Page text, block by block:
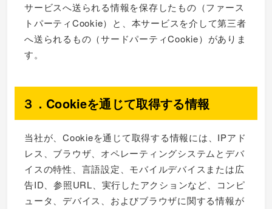
サービスへ送られる情報を保存したもの（ファース
トパーティCookie）と、本サービスを介して第三者
へ送られるもの（サードパーティCookie）がありま
す。
３．Cookieを通じて取得する情報
当社が、Cookieを通じて取得する情報には、IPアド
レス、ブラウザ、オペレーティングシステムとデバ
イスの特性、言語設定、モバイルデバイスまたは広
告ID、参照URL、実行したアクションなど、コンピ
ュータ、デバイス、およびブラウザに関する情報が